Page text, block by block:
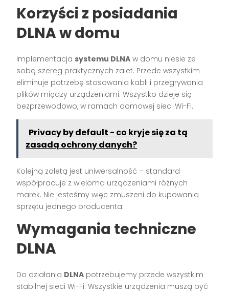
Korzyści z posiadania
DLNA w domu
Implementacja systemu DLNA w domu niesie ze
sobą szereg praktycznych zalet. Przede wszystkim
eliminuje potrzebę stosowania kabli i przegrywania
plików między urządzeniami. Wszystko dzieje się
bezprzewodowo, w ramach domowej sieci Wi-Fi.
Privacy by default - co kryje się za tą
zasadą ochrony danych?
Kolejną zaletą jest uniwersalność – standard
współpracuje z wieloma urządzeniami różnych
marek. Nie jesteśmy więc zmuszeni do kupowania
sprzętu jednego producenta.
Wymagania techniczne
DLNA
Do działania DLNA potrzebujemy przede wszystkim
stabilnej sieci Wi-Fi. Wszystkie urządzenia muszą być